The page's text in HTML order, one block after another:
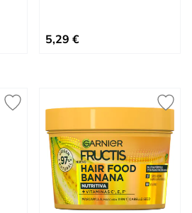
5,29 €